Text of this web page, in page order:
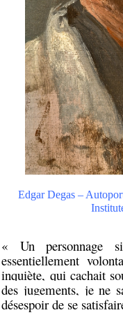
Edgar Degas –
« Un personnage
essentiellement
inquiète,qui cachait
des jugements, je ne
désespoir de se